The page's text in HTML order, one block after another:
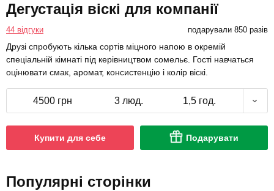
Дегустація віскі для компанії
44 відгуки подарували 850 разів
Друзі спробують кілька сортів міцного напою в окремій
спеціальній кімнаті під керівництвом сомельє. Гості навчаться
оцінювати смак, аромат, консистенцію і колір віскі.
4500 грн 3 люд. 1,5 год.
Купити для себе Подарувати
Популярні сторінки